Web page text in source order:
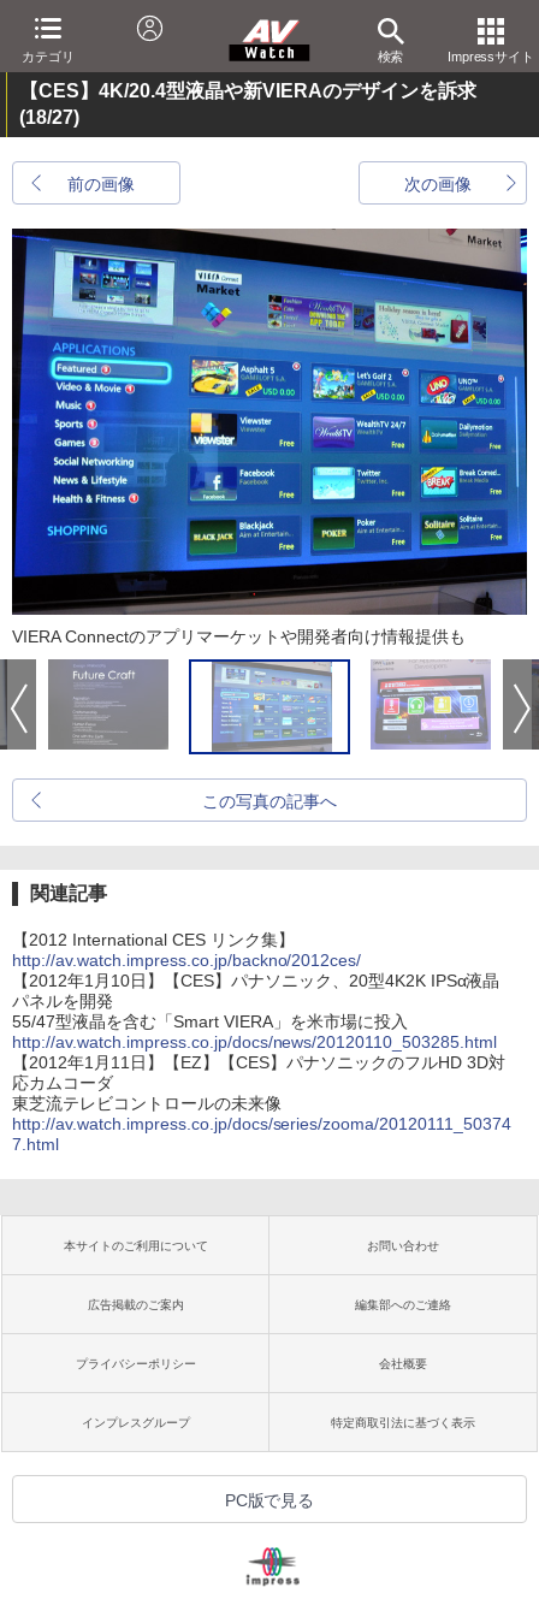
カテゴリ 検索 Impressサイト
【CES】4K/20.4型液晶や新VIERAのデザインを訴求
(18/27)
前の画像 次の画像
VIERA Connectのアプリマーケットや開発者向け情報提供も
この写真の記事へ
関連記事
【2012 International CES リンク集】
http://av.watch.impress.co.jp/backno/2012ces/
【2012年1月10日】【CES】パナソニック、20型4K2K IPSα液晶
パネルを開発
55/47型液晶を含む「Smart VIERA」を米市場に投入
http://av.watch.impress.co.jp/docs/news/20120110_503285.html
【2012年1月11日】【EZ】【CES】パナソニックのフルHD 3D対
応カムコーダ
東芝流テレビコントロールの未来像
http://av.watch.impress.co.jp/docs/series/zooma/20120111_50374
7.html
本サイトのご利用について お問い合わせ
広告掲載のご案内 編集部へのご連絡
プライバシーポリシー 会社概要
インプレスグループ 特定商取引法に基づく表示
PC版で見る